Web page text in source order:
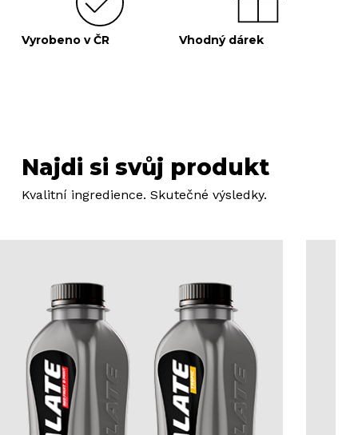
Vyrobeno v ČR Vhodný dárek
Najdi si svůj produkt
Kvalitní ingredience. Skutečné výsledky.